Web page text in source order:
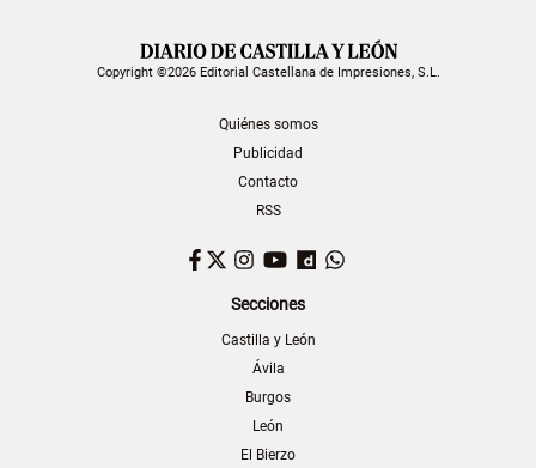
Copyright ©2026 Editorial Castellana de Impresiones, S.L.
Quiénes somos
Publicidad
Contacto
RSS
Facebook
TwitterInstagram
YouTubeDailymotion
Secciones
Castilla y León
Ávila
Burgos
León
El Bierzo